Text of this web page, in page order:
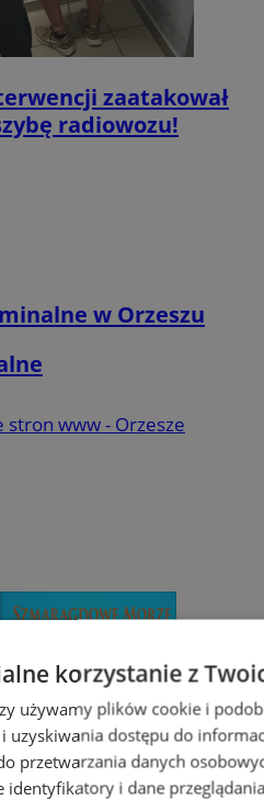
zaatakował
radiowozu!
w Orzeszu
stron www - Orzesze
korzystanie z
używamy plików cookie i
uzyskiwania dostępu do
przetwarzania danych
identyfikatory i dane